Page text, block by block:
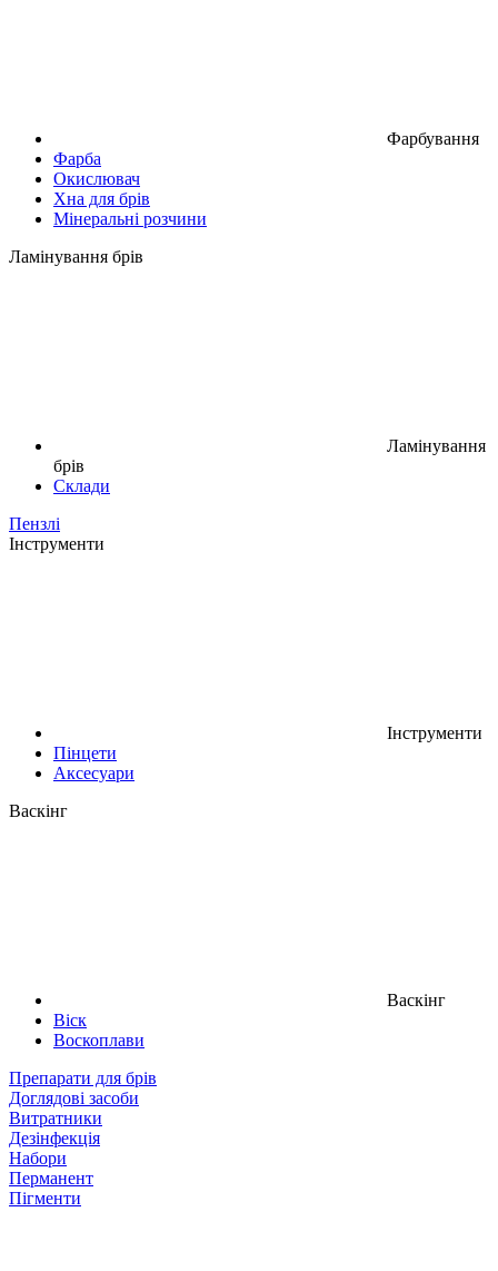
Фарбування
Фарба
Окислювач
Хна для брів
Мінеральні розчини
Ламінування брів
Ламінування
брів
Склади
Пензлі
Інструменти
Інструменти
Пінцети
Аксесуари
Васкінг
Васкінг
Віск
Воскоплави
Препарати для брів
Доглядові засоби
Витратники
Дезінфекція
Набори
Перманент
Пігменти